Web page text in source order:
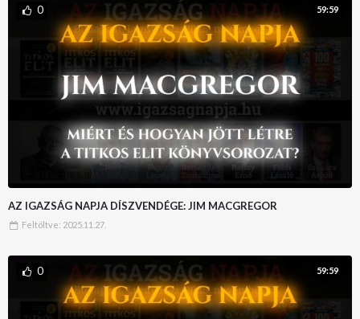
59:59
0
AZ IGAZSÁG NAPJA DÍSZVENDÉGE: JIM MACGREGOR
Feltöltve: 2025.11.27.
59:59
0